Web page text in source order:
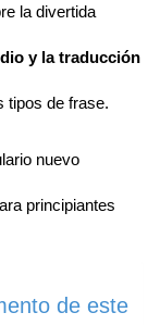
la divertida
y la traducción
tipos de frase.
nuevo
principiantes
de este